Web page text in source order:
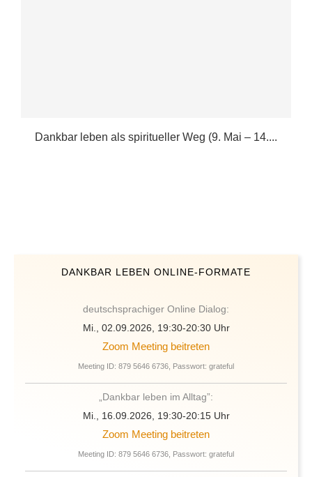
Dankbar leben als spiritueller Weg (9. Mai – 14....
DANKBAR LEBEN ONLINE-FORMATE
deutschsprachiger Online Dialog:
Mi., 02.09.2026, 19:30-20:30 Uhr
Zoom Meeting beitreten
Meeting ID: 879 5646 6736, Passwort: grateful
„Dankbar leben im Alltag”:
Mi., 16.09.2026, 19:30-20:15 Uhr
Zoom Meeting beitreten
Meeting ID: 879 5646 6736, Passwort: grateful